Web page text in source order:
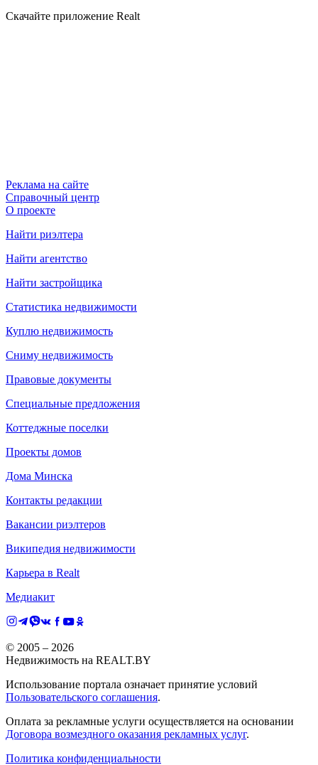
Скачайте приложение Realt
Реклама на сайте
Справочный центр
О проекте
Найти риэлтера
Найти агентство
Найти застройщика
Статистика недвижимости
Куплю недвижимость
Сниму недвижимость
Правовые документы
Специальные предложения
Коттеджные поселки
Проекты домов
Дома Минска
Контакты редакции
Вакансии риэлтеров
Википедия недвижимости
Карьера в Realt
Медиакит
© 2005 – 2026
Недвижимость на REALT.BY
Использование портала означает принятие условий
Пользовательского соглашения.
Оплата за рекламные услуги осуществляется на основании
Договора возмездного оказания рекламных услуг.
Политика конфиденциальности